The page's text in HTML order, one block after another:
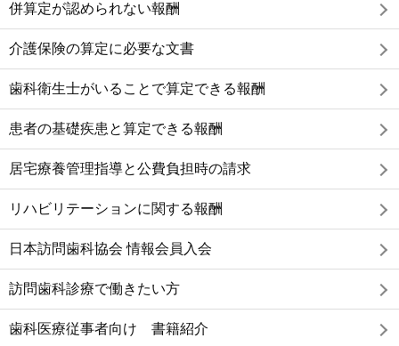
併算定が認められない報酬
介護保険の算定に必要な文書
歯科衛生士がいることで算定できる報酬
患者の基礎疾患と算定できる報酬
居宅療養管理指導と公費負担時の請求
リハビリテーションに関する報酬
日本訪問歯科協会 情報会員入会
訪問歯科診療で働きたい方
歯科医療従事者向け 書籍紹介